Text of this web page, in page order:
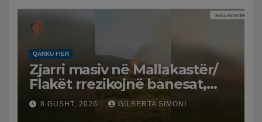
QARKU FIER
Zjarri masiv në Mallakastër/
Flakët rrezikojnë banesat,
Policia evakuon disa familje
në Koilac
8 GUSHT, 2026 GILBERTA SIMONI